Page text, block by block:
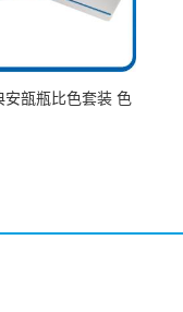
安瓿瓶比色套装 色